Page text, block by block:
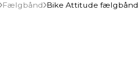
Fælgbånd Bike Attitude fælgbånd